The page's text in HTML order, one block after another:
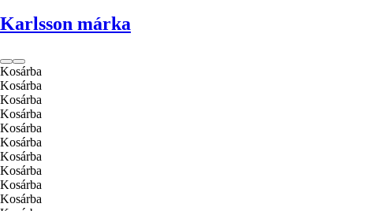
Karlsson márka
Kosárba
Kosárba
Kosárba
Kosárba
Kosárba
Kosárba
Kosárba
Kosárba
Kosárba
Kosárba